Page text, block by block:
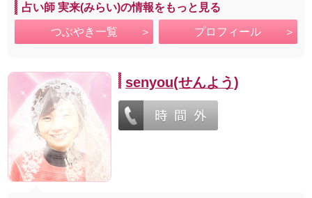
占い師 実来(みらい)の情報をもっと見る
つぶやき一覧 プロフィール
senyou(せんよう)